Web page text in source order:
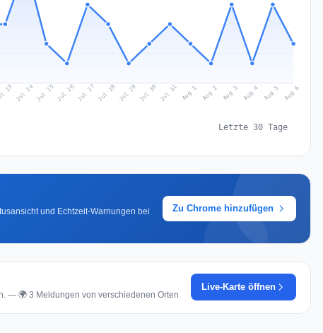
23 Jul 24Jul 25 Jul 26Jul 27 Jul 28 Jul 29 Jul 30 Jul 31 Aug 1 Aug 2 Aug 3 Aug 4 Aug 5 Aug 6
Letzte 30 Tage
und Echtzeit-Warnungen bei
Zu Chrome hinzufügen
— 🌍 3 Meldungen von verschiedenen Orten
Live-Karte öffnen